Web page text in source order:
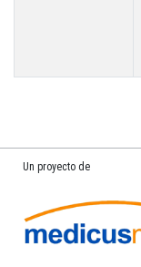
Un proyecto de